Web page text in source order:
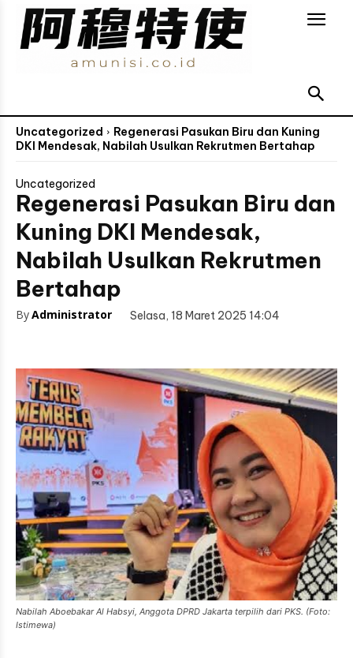
Uncategorized
Regenerasi Pasukan Biru dan Kuning
DKI Mendesak, Nabilah Usulkan Rekrutmen Bertahap
Uncategorized
Regenerasi Pasukan Biru dan
Kuning DKI Mendesak,
Nabilah Usulkan Rekrutmen
Bertahap
ByAdministrator Selasa, 18 Maret 2025 14:04
Nabilah Aboebakar Al Habsyi, Anggota DPRD Jakarta terpilih dari PKS. (Foto:
Istimewa)